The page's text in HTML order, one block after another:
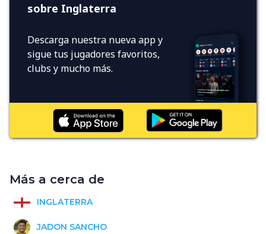
sobre Inglaterra
Descarga nuestra nueva app y
sigue tus jugadores favoritos,
clubs y mucho más.
Más a cerca de
INGLATERRA
JADON SANCHO